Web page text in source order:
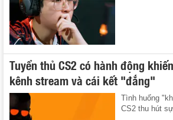
Tuyển thủ CS2 có hành động
kênh stream và cái kết "đắng"
Tình huống
CS2 thu hút